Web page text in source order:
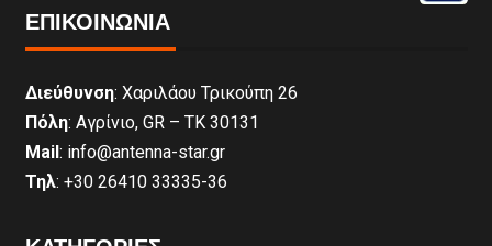
ΕΠΙΚΟΙΝΩΝΊΑ
Διεύθυνση: Χαριλάου Τρικούπη 26
Πόλη: Αγρίνιο, GR – ΤΚ 30131
Mail: info@antenna-star.gr
Τηλ: +30 26410 33335-36